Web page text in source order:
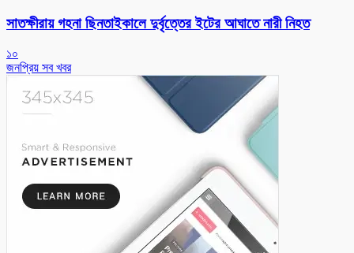
সাতক্ষীরায় গহনা ছিনতাইকালে দুর্বৃত্তের ইটের আঘাতে নারী নিহত
১০
জনপ্রিয় সব খবর